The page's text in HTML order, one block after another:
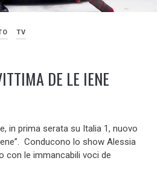
TV
DE LE IENE
in prima serata su Italia 1, nuovo
Conducono lo show Alessia
con le immancabili voci de